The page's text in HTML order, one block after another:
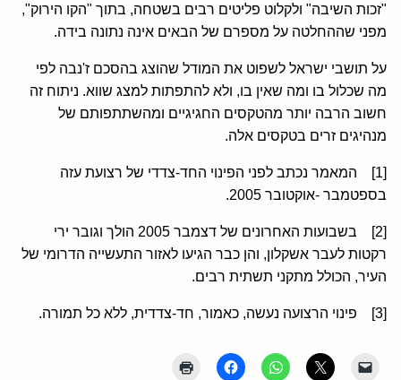
"זכות השיבה" ולקלוט פליטים רבים בשטחה, בתוך "הקו הירוק",
מפני שההחלטה על מספרם של הבאים אינה נתונה בידה.
על תושבי ישראל לשפוט את המודל שהוצג בהסכם ז'נבה לפי
מה שכלול בו ומה שאין בו, ולא להתפתות למצג שווא. ניתוח זה
חשוב הרבה יותר מהטקסים החגיגיים ומהשתתפותם של
מנהיגים זרים בטקסים אלה.
[1] המאמר נכתב לפני הפינוי החד-צדדי של רצועת עזה
בספטמבר -אוקטובר 2005.
[2] בשבועות האחרונים של דצמבר 2005 הולך וגובר ירי
רקטות לעבר אשקלון, והן כבר הגיעו לאזור התעשייה הדרומי של
העיר, הכולל מתקני תשתית רבים.
[3] פינוי הרצועה נעשה, כאמור, חד-צדדית, ללא כל תמורה.